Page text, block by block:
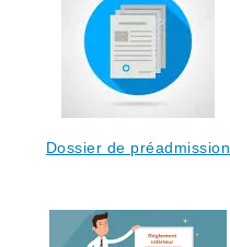
Dossier de préadmission